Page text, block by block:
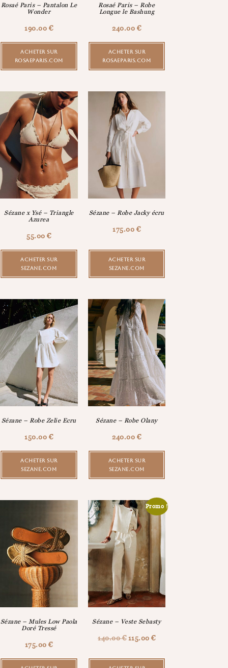
Rosaé Paris – Pantalon Le
Wonder
190.00 €
ACHETER SUR
ROSAEPARIS.COM
Rosaé Paris – Robe
Longue le Bashung
240.00 €
ACHETER SUR
ROSAEPARIS.COM
Sézane x Ysé – Triangle
Azurea
55.00 €
ACHETER SUR
SEZANE.COM
Sézane – Robe Jacky écru
175.00 €
ACHETER SUR
SEZANE.COM
Sézane – Robe Zelie Ecru
150.00 €
ACHETER SUR
SEZANE.COM
Sézane – Robe Olany
240.00 €
ACHETER SUR
SEZANE.COM
Sézane – Mules Low Paola
Doré Tressé
175.00€
Promo !
Sézane – Veste Sebasty
140.00€ 115.00 €